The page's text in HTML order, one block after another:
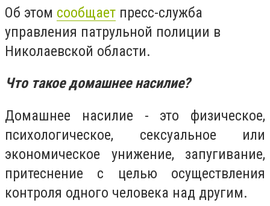
Об этом сообщает пресс-служба
управления патрульной полиции в
Николаевской области.
Что такое домашнее насилие?
Домашнее насилие - это физическое,
психологическое, сексуальное или
экономическое унижение, запугивание,
притеснение с целью осуществления
контроля одного человека над другим.